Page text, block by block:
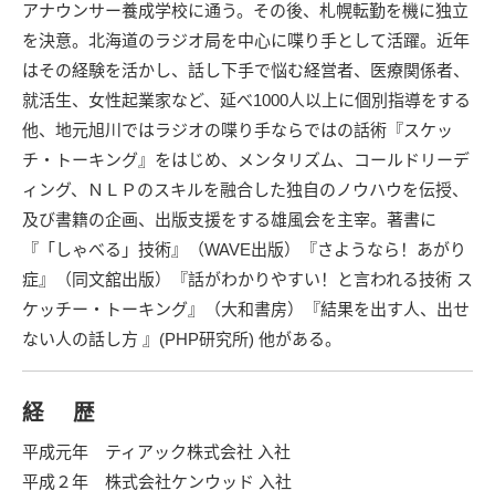
アナウンサー養成学校に通う。その後、札幌転勤を機に独立
を決意。北海道のラジオ局を中心に喋り手として活躍。近年
はその経験を活かし、話し下手で悩む経営者、医療関係者、
就活生、女性起業家など、延べ1000人以上に個別指導をする
他、地元旭川ではラジオの喋り手ならではの話術『スケッ
チ・トーキング』をはじめ、メンタリズム、コールドリーデ
ィング、ＮＬＰのスキルを融合した独自のノウハウを伝授、
及び書籍の企画、出版支援をする雄風会を主宰。著書に
『「しゃべる」技術』（WAVE出版）『さようなら！あがり
症』（同文舘出版）『話がわかりやすい！と言われる技術 ス
ケッチー・トーキング』（大和書房）『結果を出す人、出せ
ない人の話し方 』(PHP研究所) 他がある。
経 歴
平成元年 ティアック株式会社 入社
平成２年 株式会社ケンウッド 入社